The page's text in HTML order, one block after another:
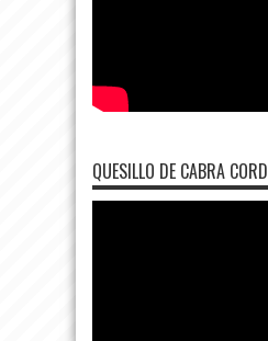
QUESILLO DE CABRA